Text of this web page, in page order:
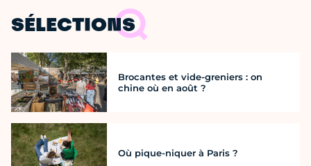
SÉLECTIONS
Brocantes et vide-greniers : on
chine où en août ?
Où pique-niquer à Paris ?